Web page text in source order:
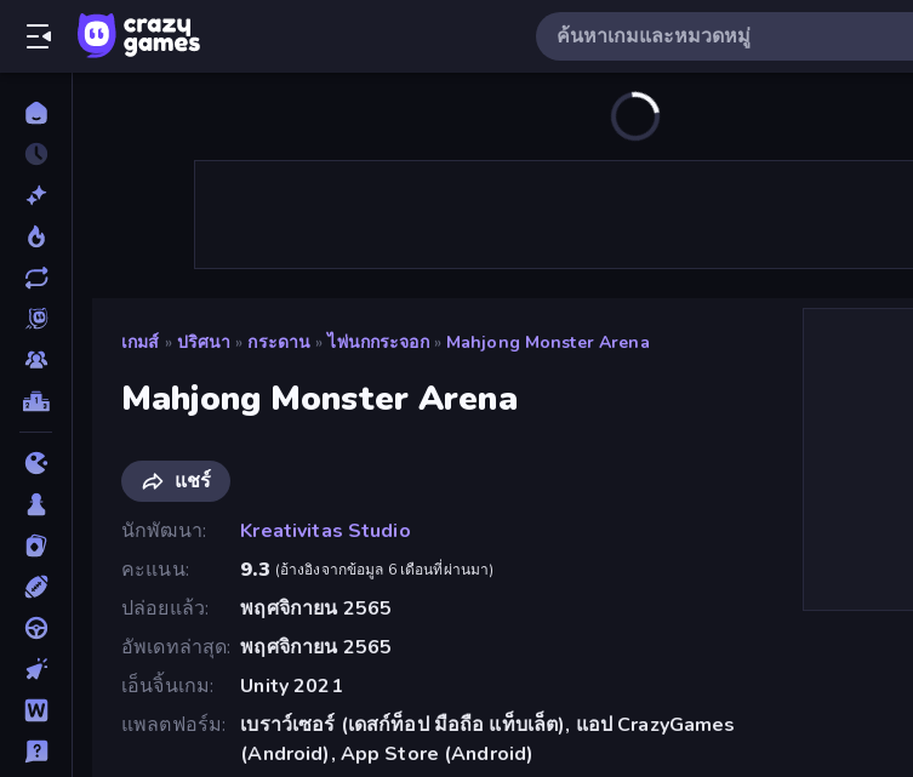
เกมส์ » ปริศนา » กระดาน » ไพ่นกกระจอก » Mahjong Monster Arena
Mahjong Monster Arena
แชร์
นักพัฒนา
Kreativitas Studio
คะแนน
9.3 (อ้างอิงจากข้อมูล 6 เดือนที่ผ่านมา)
ปล่อยแล้ว
พฤศจิกายน 2565
อัพเดทล่าสุด พฤศจิกายน 2565
เอ็นจิ้นเกม
Unity 2021
แพลตฟอร์ม
เบราว์เซอร์ (เดสก์ท็อป มือถือ แท็บเล็ต), แอป CrazyGames
(Android), App Store (Android)